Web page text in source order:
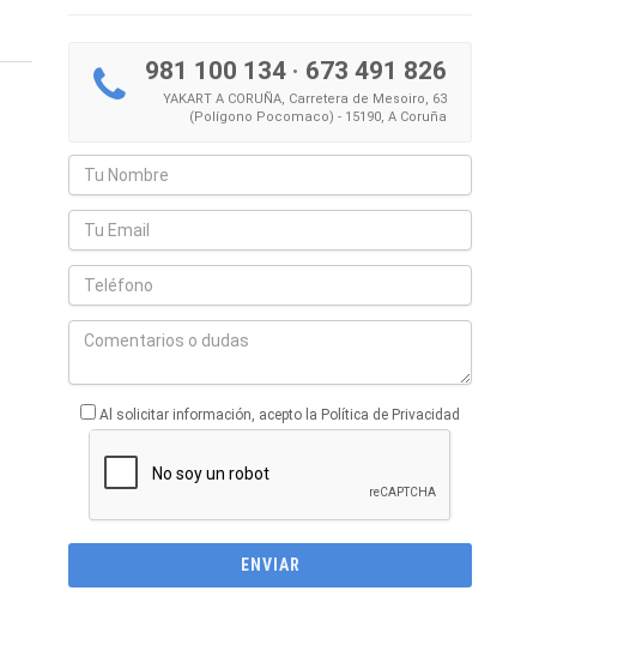
981 100 134· 673 491 826
YAKART A CORUÑA, Carretera de Mesoiro, 63
(Polígono Pocomaco) - 15190, A Coruña
Al solicitar información, acepto la Política de Privacidad